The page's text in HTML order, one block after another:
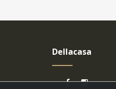
Dellacasa